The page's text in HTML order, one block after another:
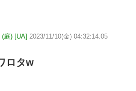
(庭) [UA] 2023/11/10(金) 04:32:14.05
ロタw